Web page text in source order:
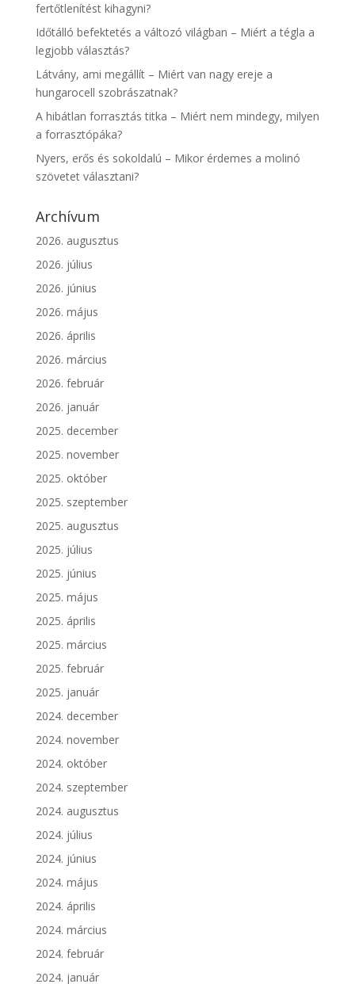
fertőtlenítést kihagyni?
Időtálló befektetés a változó világban – Miért a tégla a
legjobb választás?
Látvány, ami megállít – Miért van nagy ereje a
hungarocell szobrászatnak?
A hibátlan forrasztás titka – Miért nem mindegy, milyen
a forrasztópáka?
Nyers, erős és sokoldalú – Mikor érdemes a molinó
szövetet választani?
Archívum
2026. augusztus
2026. július
2026. június
2026. május
2026. április
2026. március
2026. február
2026. január
2025. december
2025. november
2025. október
2025. szeptember
2025. augusztus
2025. július
2025. június
2025. május
2025. április
2025. március
2025. február
2025. január
2024. december
2024. november
2024. október
2024. szeptember
2024. augusztus
2024. július
2024. június
2024. május
2024. április
2024. március
2024. február
2024. január